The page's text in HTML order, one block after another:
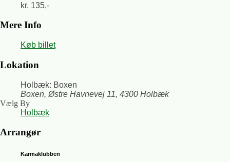
kr. 135,-
Mere Info
Køb billet
Lokation
Holbæk: Boxen
Boxen, Østre Havnevej 11, 4300 Holbæk
Vælg By
Holbæk
Arrangør
Karmaklubben